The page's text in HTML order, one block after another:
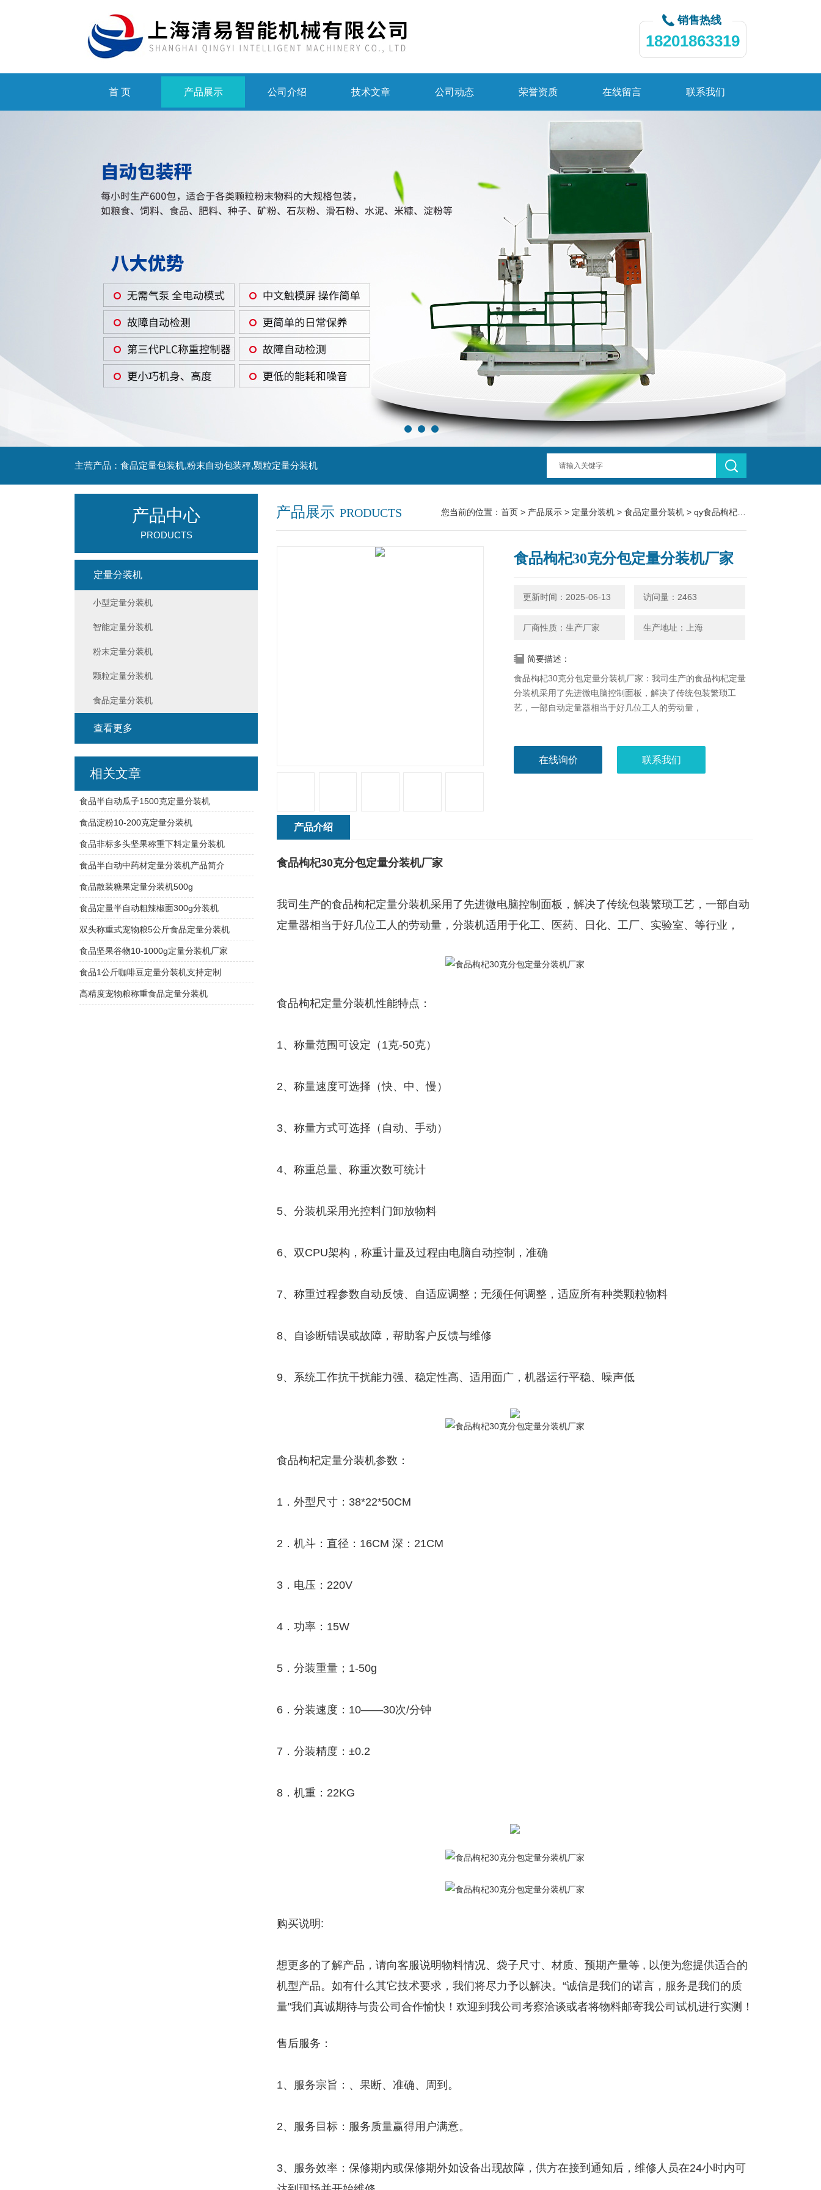
销售热线
18201863319
首 页 产品展示 公司介绍 技术文章 公司动态 荣誉资质 在线留言 联系我们
主营产品：食品定量包装机,粉末自动包装秤,颗粒定量分装机
产品展示 PRODUCTS 您当前的位置： 首页 > 产品展示 > 定量分装机 > 食品定量分装机 > qy食品枸杞30克分包定量分装机厂家
食品枸杞30克分包定量分装机厂家
更新时间：2025-06-13 访问量：2463
厂商性质：生产厂家 生产地址：上海
简要描述：
食品枸杞30克分包定量分装机厂家：我司生产的食品枸杞定量
分装机​采用了先进微电脑控制面板，解决了传统包装繁琐工
艺，一部自动定量器相当于好几位工人的劳动量，
在线询价 联系我们
产品介绍
食品枸杞30克分包定量分装机厂家
我司生产的食品枸杞定量分装机采用了先进微电脑控制面板，解决了传统包装繁琐工艺，一部自动
定量器相当于好几位工人的劳动量，分装机适用于化工、医药、日化、工厂、实验室、等行业，
食品枸杞定量分装机性能特点：
1、称量范围可设定（1克-50克）
2、称量速度可选择（快、中、慢）
3、称量方式可选择（自动、手动）
4、称重总量、称重次数可统计
5、分装机采用光控料门卸放物料
6、双CPU架构，称重计量及过程由电脑自动控制，准确
7、称重过程参数自动反馈、自适应调整；无须任何调整，适应所有种类颗粒物料
8、自诊断错误或故障，帮助客户反馈与维修
9、系统工作抗干扰能力强、稳定性高、适用面广，机器运行平稳、噪声低
食品枸杞定量分装机参数：
1．外型尺寸：38*22*50CM
2．机斗：直径：16CM 深：21CM
3．电压：220V
4．功率：15W
5．分装重量；1-50g
6．分装速度：10——30次/分钟
7．分装精度：±0.2
8．机重：22KG
购买说明:
想更多的了解产品，请向客服说明物料情况、袋子尺寸、材质、预期产量等 , 以便为您提供适合的
机型产品。如有什么其它技术要求，我们将尽力予以解决。“诚信是我们的诺言，服务是我们的质
量"我们真诚期待与贵公司合作愉快！欢迎到我公司考察洽谈或者将物料邮寄我公司试机进行实测！
售后服务：
1、服务宗旨：、果断、准确、周到。
2、服务目标：服务质量赢得用户满意。
3、服务效率：保修期内或保修期外如设备出现故障，供方在接到通知后，维修人员在24小时内可
产品中心
PRODUCTS
定量分装机
小型定量分装机
智能定量分装机
粉末定量分装机
颗粒定量分装机
食品定量分装机
查看更多
相关文章
食品半自动瓜子1500克定量分装机
食品淀粉10-200克定量分装机
食品非标多头坚果称重下料定量分装机
食品半自动中药材定量分装机产品简介
食品散装糖果定量分装机500g
食品定量半自动粗辣椒面300g分装机
双头称重式宠物粮5公斤食品定量分装机
食品坚果谷物10-1000g定量分装机厂家
食品1公斤咖啡豆定量分装机支持定制
高精度宠物粮称重食品定量分装机